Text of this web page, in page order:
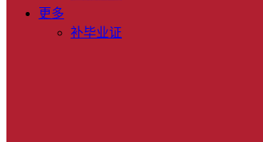
更多
补毕业证